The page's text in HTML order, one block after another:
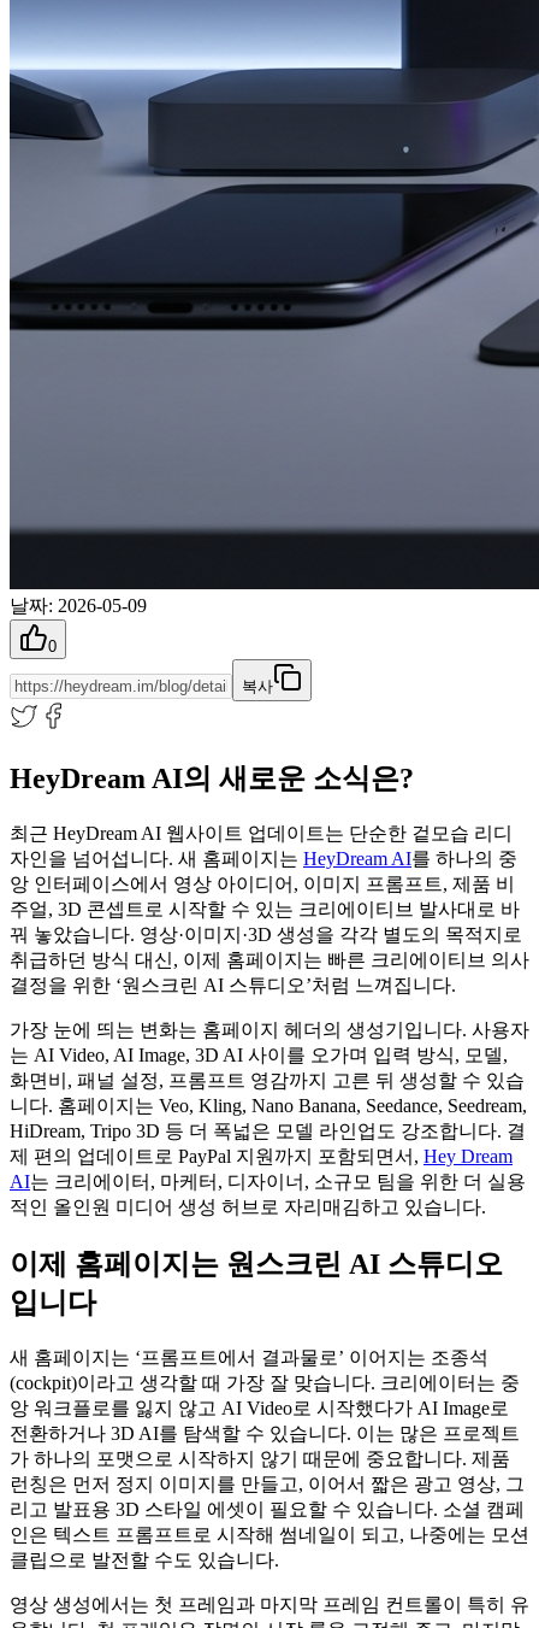
날짜: 2026-05-09
0
복사
HeyDream AI의 새로운 소식은?
최근 HeyDream AI 웹사이트 업데이트는 단순한 겉모습 리디
자인을 넘어섭니다. 새 홈페이지는 HeyDream AI를 하나의 중
앙 인터페이스에서 영상 아이디어, 이미지 프롬프트, 제품 비
주얼, 3D 콘셉트로 시작할 수 있는 크리에이티브 발사대로 바
꿔 놓았습니다. 영상·이미지·3D 생성을 각각 별도의 목적지로
취급하던 방식 대신, 이제 홈페이지는 빠른 크리에이티브 의사
결정을 위한 ‘원스크린 AI 스튜디오’처럼 느껴집니다.
가장 눈에 띄는 변화는 홈페이지 헤더의 생성기입니다. 사용자
는 AI Video, AI Image, 3D AI 사이를 오가며 입력 방식, 모델,
화면비, 패널 설정, 프롬프트 영감까지 고른 뒤 생성할 수 있습
니다. 홈페이지는 Veo, Kling, Nano Banana, Seedance, Seedream,
HiDream, Tripo 3D 등 더 폭넓은 모델 라인업도 강조합니다. 결
제 편의 업데이트로 PayPal 지원까지 포함되면서, Hey Dream
AI는 크리에이터, 마케터, 디자이너, 소규모 팀을 위한 더 실용
적인 올인원 미디어 생성 허브로 자리매김하고 있습니다.
이제 홈페이지는 원스크린 AI 스튜디오
입니다
새 홈페이지는 ‘프롬프트에서 결과물로’ 이어지는 조종석
(cockpit)이라고 생각할 때 가장 잘 맞습니다. 크리에이터는 중
앙 워크플로를 잃지 않고 AI Video로 시작했다가 AI Image로
전환하거나 3D AI를 탐색할 수 있습니다. 이는 많은 프로젝트
가 하나의 포맷으로 시작하지 않기 때문에 중요합니다. 제품
런칭은 먼저 정지 이미지를 만들고, 이어서 짧은 광고 영상, 그
리고 발표용 3D 스타일 에셋이 필요할 수 있습니다. 소셜 캠페
인은 텍스트 프롬프트로 시작해 썸네일이 되고, 나중에는 모션
클립으로 발전할 수도 있습니다.
영상 생성에서는 첫 프레임과 마지막 프레임 컨트롤이 특히 유